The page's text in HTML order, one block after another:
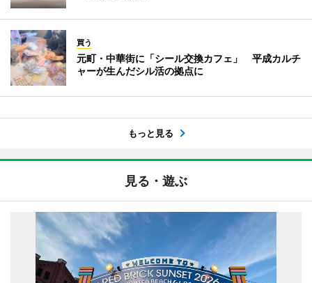
買う
元町・中華街に「シール交換カフェ」 平成カルチ
ャーが生んだシル活の拠点に
もっと見る
見る・遊ぶ